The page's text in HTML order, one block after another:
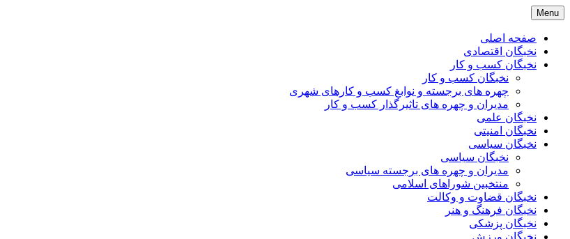
Skip
to
content
Menu
صفحه اصلی
نخبگان اقتصادی
نخبگان کسب و کار
نخبگان کسب و کار
چهره های برجسته و نوابغ کسب و کارهای شهری
مدیران و چهره های تاثیرگذار کسب و کار
نخبگان علمی
نخبگان امنیتی
نخبگان سیاسی
نخبگان سیاسی
مدیران و چهره های برجسته سیاسی
منتخبین شوراهای اسلامی
نخبگان قضاوت و وکالت
نخبگان فرهنگ و هنر
نخبگان پزشکی
نخبگان ورزش